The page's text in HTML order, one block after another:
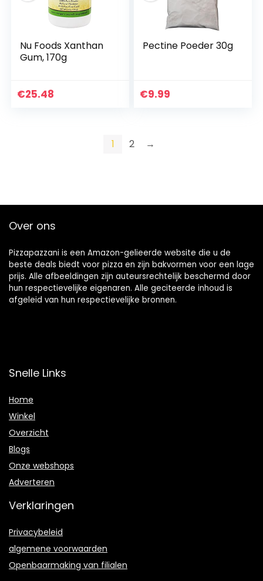
Nu Foods Xanthan
Gum, 170g
€25.48
Pectine Poeder 30g
€9.99
1 2 →
Over ons
Pizzapazzani is een Amazon-gelieerde website die u de
beste deals biedt voor pizza en zijn bakvormen voor een lage
prijs. Alle afbeeldingen zijn auteursrechtelijk beschermd door
hun respectievelijke eigenaren. Alle geciteerde inhoud is
afgeleid van hun respectievelijke bronnen.
Snelle Links
Home
Winkel
Overzicht
Blogs
Onze webshops
Adverteren
Verklaringen
Privacybeleid
algemene voorwaarden
Openbaarmaking van filialen